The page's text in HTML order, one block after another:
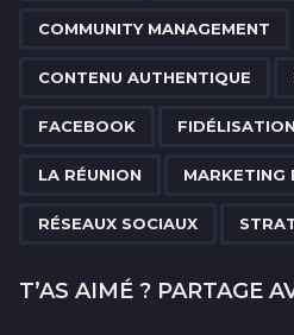
COMMUNITY MANAGEMENT
CONTENU AUTHENTIQUE
FACEBOOK FIDÉLISATION
LA RÉUNION MARKETING
RÉSEAUX SOCIAUX
T’AS AIMÉ ? PARTAGE